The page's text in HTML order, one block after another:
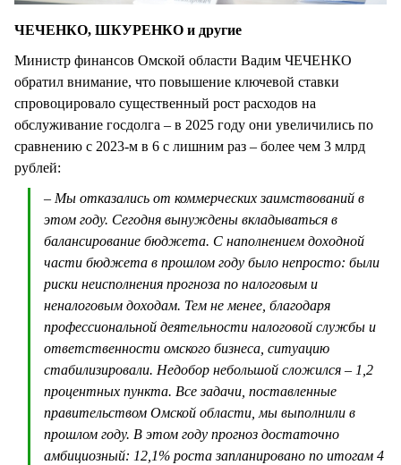
ЧЕЧЕНКО, ШКУРЕНКО и другие
Министр финансов Омской области Вадим ЧЕЧЕНКО
обратил внимание, что повышение ключевой ставки
спровоцировало существенный рост расходов на
обслуживание госдолга – в 2025 году они увеличились по
сравнению с 2023-м в 6 с лишним раз – более чем 3 млрд
рублей:
– Мы отказались от коммерческих заимствований в
этом году. Сегодня вынуждены вкладываться в
балансирование бюджета. С наполнением доходной
части бюджета в прошлом году было непросто: были
риски неисполнения прогноза по налоговым и
неналоговым доходам. Тем не менее, благодаря
профессиональной деятельности налоговой службы и
ответственности омского бизнеса, ситуацию
стабилизировали. Недобор небольшой сложился – 1,2
процентных пункта. Все задачи, поставленные
правительством Омской области, мы выполнили в
прошлом году. В этом году прогноз достаточно
амбициозный: 12,1% роста запланировано по итогам 4